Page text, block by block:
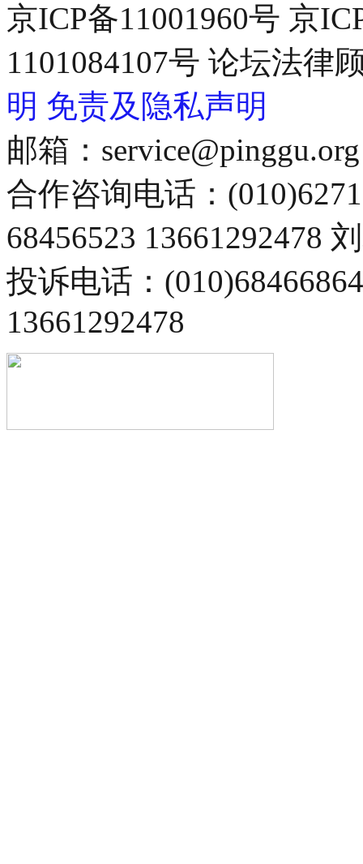
京ICP备11001960号 京
1101084107号 论坛法律
明 免责及隐私声明
邮箱：service@pinggu.org
合作咨询电话：
68456523 13661292478
投诉电话：
13661292478